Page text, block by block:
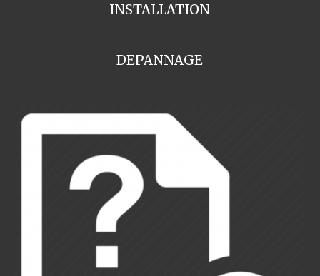
INSTALLATION
DEPANNAGE